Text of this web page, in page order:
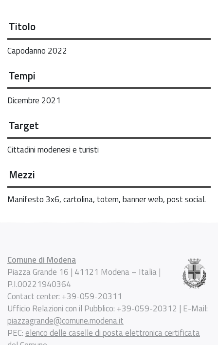
Titolo
Capodanno 2022
Tempi
Dicembre 2021
Target
Cittadini modenesi e turisti
Mezzi
Manifesto 3x6, cartolina, totem, banner web, post social.
Comune di Modena
Piazza Grande 16 | 41121 Modena – Italia |
P.I.00221940364
Contact center: +39-059-20311
Ufficio Relazioni con il Pubblico: +39-059-20312 | E-Mail:
piazzagrande@comune.modena.it
PEC:elenco delle caselle di posta elettronica certificata